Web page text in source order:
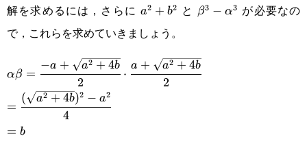
解を求めるには，さらにa^2+b^2
a2 + b2 と \beta^3-
β3 − α3 が必要なの
で，これらを求めていきましょう。
\alpha\beta=\cfrac{-
a+\sqrt{a^2+4b}}
{2}\cdot\cfrac{a+\sqrt{a^2+4b}}
{2}
αβ =
2
−a + a2 + 4b
⋅
2
a + a2 + 4b
=\cfrac{(\sqrt{a^2+4b})^2-
a^2}{4}
=
4
( a2 + 4b)2 − a2
=b
= b